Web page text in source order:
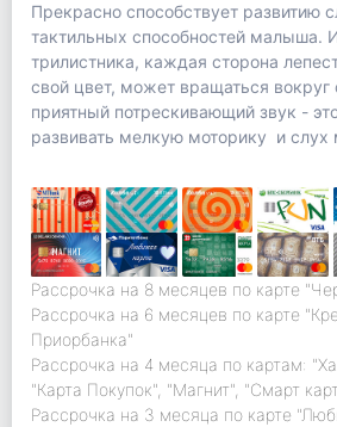
Прекрасно способствует развитию
тактильных способностей малыша.
трилистника, каждая сторона
свой цвет, может вращаться вокруг
приятный потрескивающий звук -
развивать мелкую моторику и
Рассрочка на 8 месяцев по карте
Рассрочка на 6 месяцев по карте
Приорбанка"
Рассрочка на 4 месяца по картам:
"Карта Покупок", "Магнит", "Смарт
Рассрочка на 3 месяца по карте